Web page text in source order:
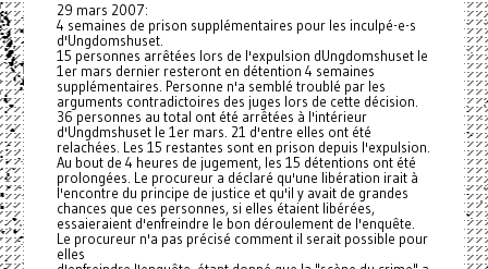
29 mars 2007:
4 semaines de prison supplémentaires pour les inculpé-e-s
d'Ungdomshuset.
15 personnes arrêtées lors de l'expulsion dUngdomshuset le
1er mars dernier resteront en détention 4 semaines
supplémentaires. Personne n'a semblé troublé par les
arguments contradictoires des juges lors de cette décision.
36 personnes au total ont été arrêtées à l'intérieur
d'Ungdmshuset le 1er mars. 21 d'entre elles ont été
relachées. Les 15 restantes sont en prison depuis l'expulsion.
Au bout de 4 heures de jugement, les 15 détentions ont été
prolongées. Le procureur a déclaré qu'une libération irait à
l'encontre du principe de justice et qu'il y avait de grandes
chances que ces personnes, si elles étaient libérées,
essaieraient d'enfreindre le bon déroulement de l'enquête.
Le procureur n'a pas précisé comment il serait possible pour
elles